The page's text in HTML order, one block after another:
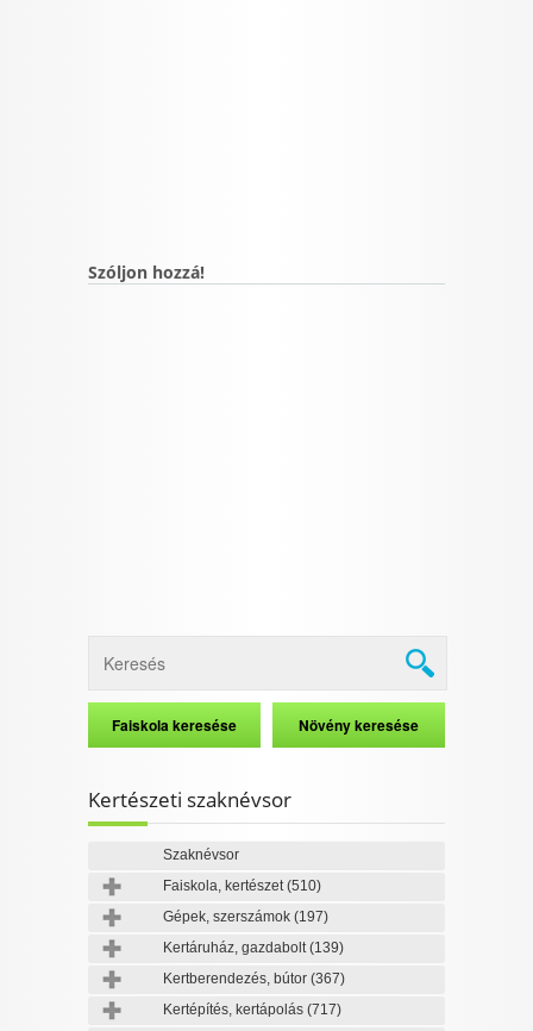
Szóljon hozzá!
Kertészeti szaknévsor
Szaknévsor
Faiskola, kertészet(510)
Gépek, szerszámok (197)
Kertáruház, gazdabolt(139)
Kertberendezés, bútor (367)
Kertépítés, kertápolás (717)